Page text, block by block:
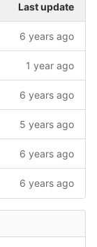
Last update
6 years ago
1 year ago
6 years ago
5 years ago
6 years ago
6 years ago